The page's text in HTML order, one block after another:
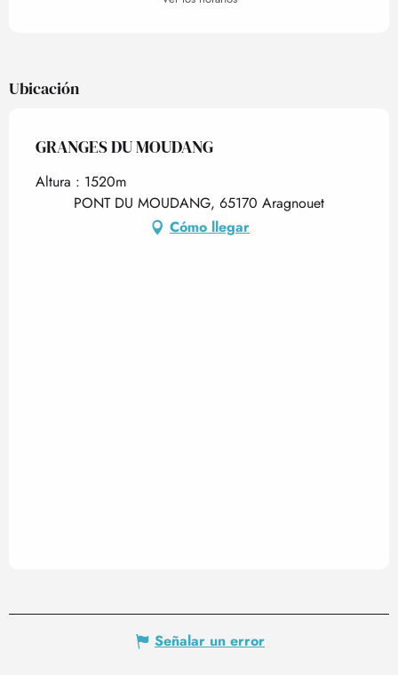
Ubicación
GRANGES DU MOUDANG
Altura : 1520m
PONT DU MOUDANG, 65170 Aragnouet
Cómo llegar
Señalar un error